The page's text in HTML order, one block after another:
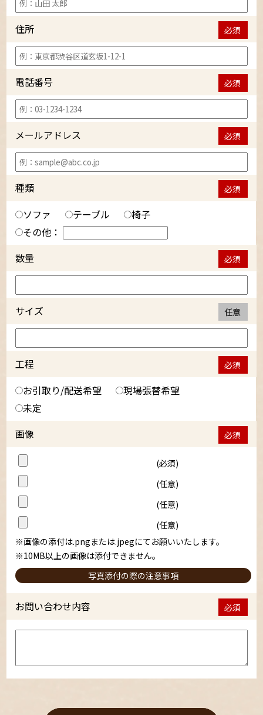
住所 必須
電話番号 必須
メールアドレス 必須
種類 必須
ソファ テーブル
椅子
その他：
数量
必須
サイズ 任意
工程 必須
お引取り/配送希望
現場張替希望
未定
画像
必須
(必須)
(任意)
(任意)
(任意)
※画像の添付は.pngまたは.jpegにてお願いいたします。
※10MB以上の画像は添付できません。
写真添付の際の注意事項
お問い合わせ内容 必須